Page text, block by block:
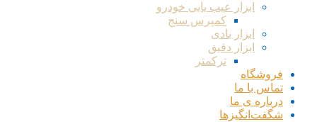
ابزار عیب یابی خودرو
کمپرس سنج
ابزار بادی
ابزار دقیق
ترکمتر
فروشگاه
تماس با ما
درباره ی ما
شگفت‌انگیزها